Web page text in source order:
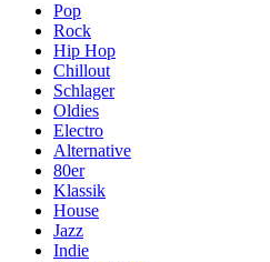
Pop
Rock
Hip Hop
Chillout
Schlager
Oldies
Electro
Alternative
80er
Klassik
House
Jazz
Indie